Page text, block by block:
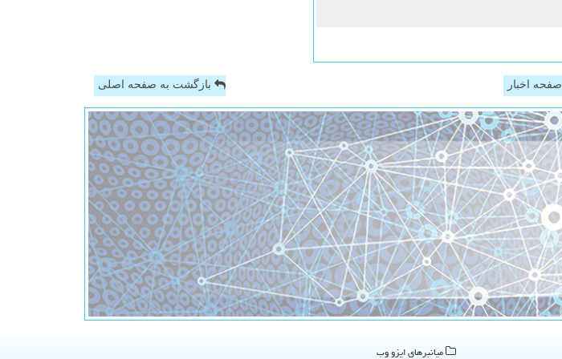
صفحه اخبار بازگشت به صفحه اصلی
میانبرهای ایزو وب